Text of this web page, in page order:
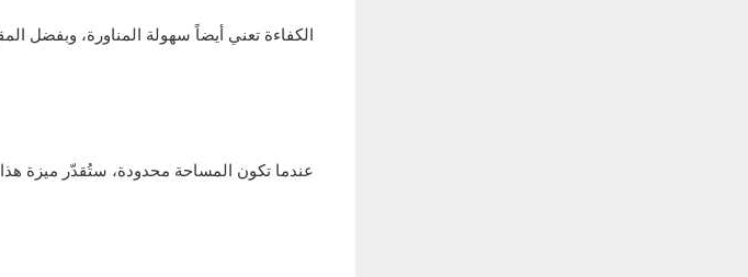
الكفاءة تعني أيضاً سهولة المناورة، وبفضل
عندما تكون المساحة محدودة، ستُقدّر ميزة